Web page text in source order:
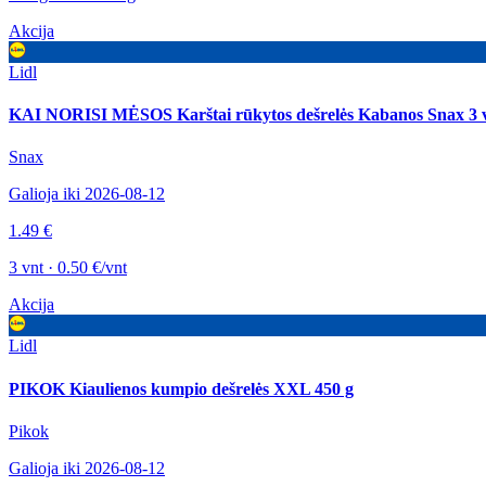
Akcija
Lidl
KAI NORISI MĖSOS Karštai rūkytos dešrelės Kabanos Snax 3
Snax
Galioja iki 2026-08-12
1.49 €
3 vnt · 0.50 €/vnt
Akcija
Lidl
PIKOK Kiaulienos kumpio dešrelės XXL 450 g
Pikok
Galioja iki 2026-08-12